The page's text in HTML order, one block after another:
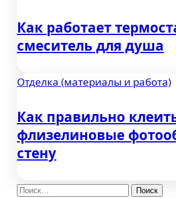
Как работает
смеситель для душа
Отделка (материалы и работа)
Как правильно
флизелиновые
стену
Найти: